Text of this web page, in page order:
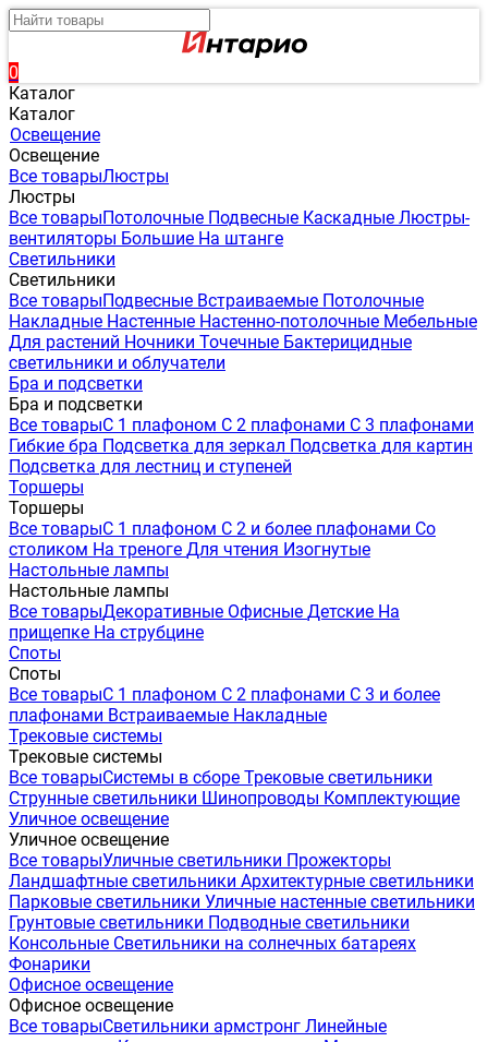
0
Каталог
Каталог
Освещение
Освещение
Все товарыЛюстры
Люстры
Все товарыПотолочные Подвесные Каскадные Люстры-
вентиляторы Большие На штанге
Светильники
Светильники
Все товарыПодвесные Встраиваемые Потолочные
Накладные Настенные Настенно-потолочные Мебельные
Для растений Ночники Точечные Бактерицидные
светильники и облучатели
Бра и подсветки
Бра и подсветки
Все товарыС 1 плафоном С 2 плафонами С 3 плафонами
Гибкие бра Подсветка для зеркал Подсветка для картин
Подсветка для лестниц и ступеней
Торшеры
Торшеры
Все товарыС 1 плафоном С 2 и более плафонами Со
столиком На треноге Для чтения Изогнутые
Настольные лампы
Настольные лампы
Все товарыДекоративные Офисные Детские На
прищепке На струбцине
Споты
Споты
Все товарыС 1 плафоном С 2 плафонами С 3 и более
плафонами Встраиваемые Накладные
Трековые системы
Трековые системы
Все товарыСистемы в сборе Трековые светильники
Струнные светильники Шинопроводы Комплектующие
Уличное освещение
Уличное освещение
Все товарыУличные светильники Прожекторы
Ландшафтные светильники Архитектурные светильники
Парковые светильники Уличные настенные светильники
Грунтовые светильники Подводные светильники
Консольные Светильники на солнечных батареях
Фонарики
Офисное освещение
Офисное освещение
Все товарыСветильники армстронг Линейные